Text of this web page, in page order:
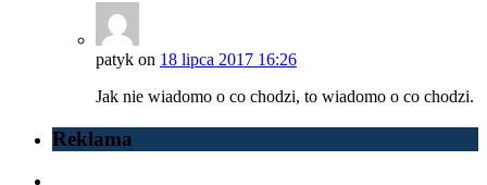
patyk on 18 lipca 2017 16:26
Jak nie wiadomo o co chodzi, to wiadomo o co chodzi.
Reklama